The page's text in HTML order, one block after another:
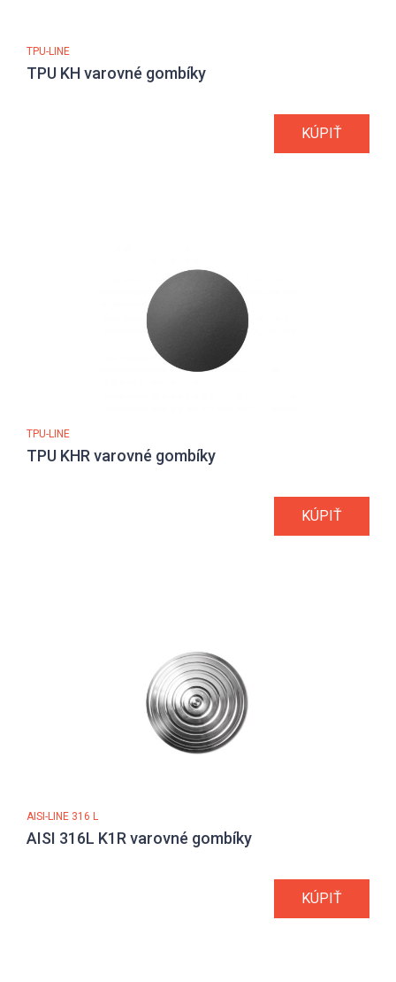
TPU-LINE
TPU KH varovné gombíky
KÚPIŤ
TPU-LINE
TPU KHR varovné gombíky
KÚPIŤ
AISI-LINE 316 L
AISI 316L K1R varovné gombíky
KÚPIŤ